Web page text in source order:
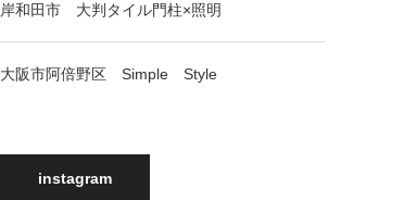
岸和田市 大判タイル門柱×照明
大阪市阿倍野区 Simple Style
instagram